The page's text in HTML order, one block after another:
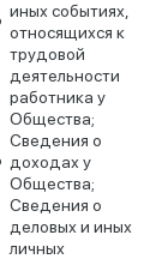
иных событиях,
относящихся к
трудовой
деятельности
работника у
Общества;
Сведения о
доходах у
Общества;
Сведения о
деловых и иных
личных